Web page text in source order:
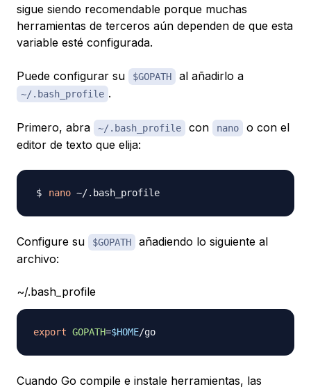
sigue siendo recomendable porque muchas
herramientas de terceros aún dependen de que esta
variable esté configurada.
Puede configurar su $GOPATH al añadirlo a
~/.bash_profile .
Primero, abra ~/.bash_profile con nano
o con el
editor de texto que elija:
nano
Configure su $GOPATH
añadiendo lo siguiente al
archivo:
~/.bash_profile
export GOPATH=$HOME
Cuando Go compile e instale herramientas, las